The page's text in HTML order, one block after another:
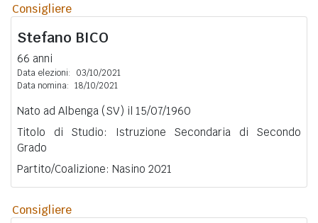
Consigliere
Stefano BICO
66 anni
Data elezioni:
03/10/2021
Data nomina: 18/10/2021
Nato ad Albenga (SV) il 15/07/1960
Titolo di Studio: Istruzione Secondaria di Secondo
Grado
Partito/Coalizione: Nasino 2021
Consigliere